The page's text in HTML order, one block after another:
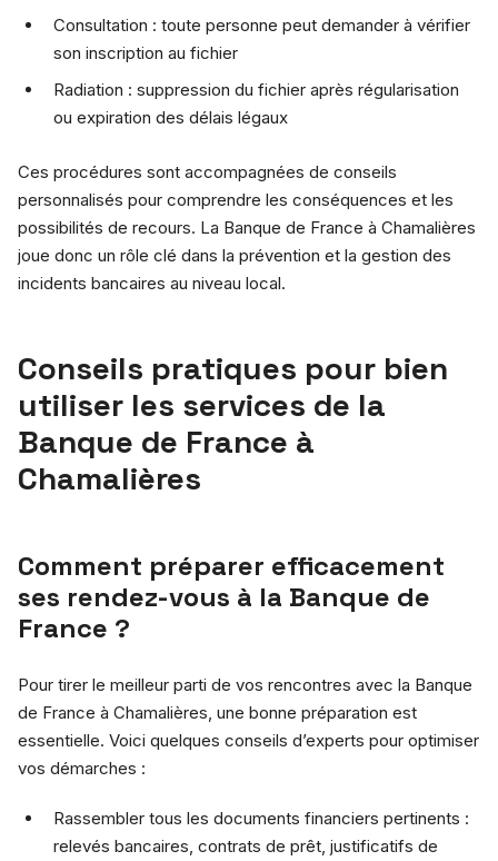
Consultation : toute personne peut demander à vérifier
son inscription au fichier
Radiation : suppression du fichier après régularisation
ou expiration des délais légaux
Ces procédures sont accompagnées de conseils
personnalisés pour comprendre les conséquences et les
possibilités de recours. La Banque de France à Chamalières
joue donc un rôle clé dans la prévention et la gestion des
incidents bancaires au niveau local.
Conseils pratiques pour bien
utiliser les services de la
Banque de France à
Chamalières
Comment préparer efficacement
ses rendez-vous à la Banque de
France ?
Pour tirer le meilleur parti de vos rencontres avec la Banque
de France à Chamalières, une bonne préparation est
essentielle. Voici quelques conseils d’experts pour optimiser
vos démarches :
Rassembler tous les documents financiers pertinents :
relevés bancaires, contrats de prêt, justificatifs de